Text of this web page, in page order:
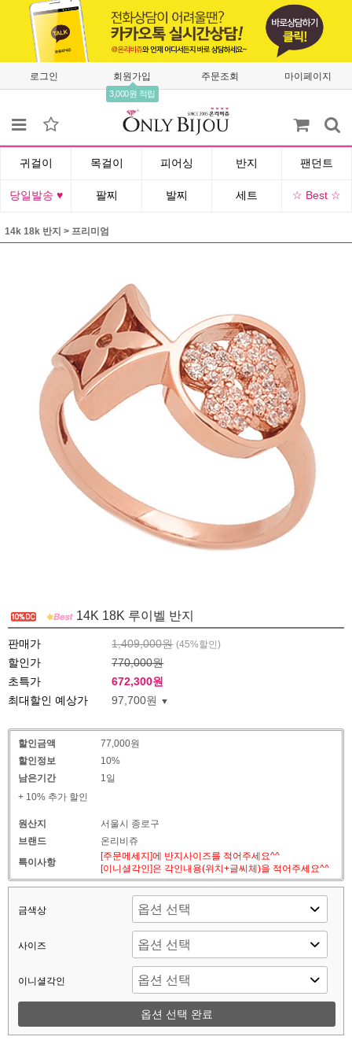
로그인 회원가입
3,000원 적립
주문조회 마이페이지
귀걸이 목걸이 피어싱 반지 팬던트
당일발송 ♥ 팔찌 발찌 세트 ☆ Best ☆
14k 18k 반지 > 프리미엄
14K 18K 루이벨 반지
판매가 1,409,000원 (45%할인)
할인가
770,000원
초특가
672,300원
최대할인 예상가
97,700원
할인금액
77,000원
할인정보
10%
남은기간
1일
+ 10% 추가 할인
원산지
서울시 종로구
브랜드
온리비쥬
특이사항
[주문메세지]에 반지사이즈를 적어주세요^^
[이니셜각인]은 각인내용(위치+글씨체)을 적어주세요^^
금색상
사이즈
이니셜각인
옵션 선택 완료